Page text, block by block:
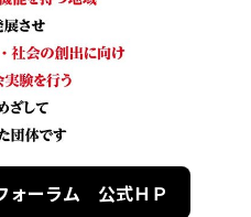
ォーラム 公式ＨＰ